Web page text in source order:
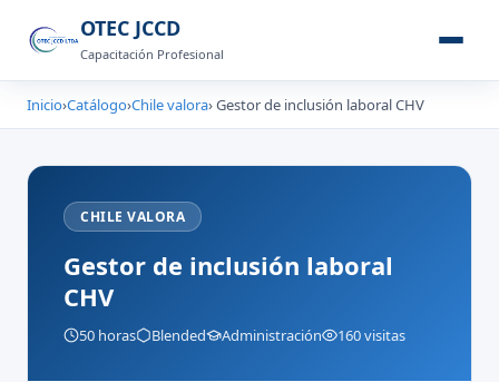
OTEC JCCD
Capacitación Profesional
Inicio›Catálogo›Chile valora› Gestor de inclusión laboral CHV
CHILE VALORA
Gestor de inclusión laboral
CHV
50 horas Blended Administración 160 visitas